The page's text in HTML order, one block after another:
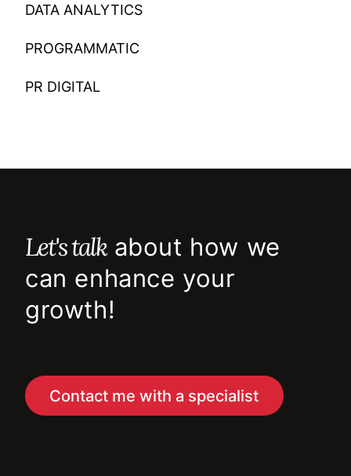
DATA ANALYTICS
PROGRAMMATIC
PR DIGITAL
Let's talkabout how we
can enhance your
growth!
Contact me with a specialist